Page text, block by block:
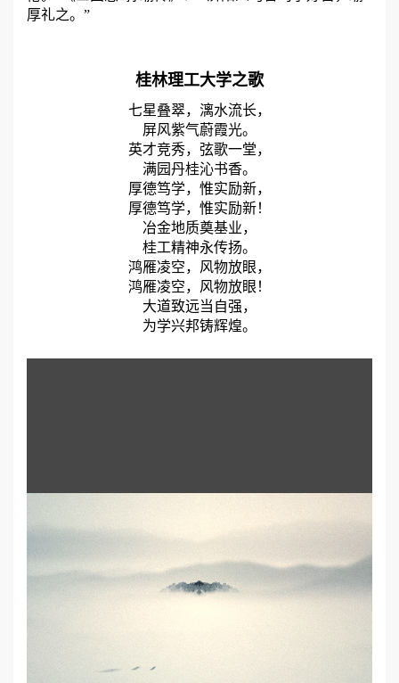
厚礼之。”
桂林理工大学之歌
七星叠翠，漓水流长，
屏风紫气蔚霞光。
英才竞秀，弦歌一堂，
满园丹桂沁书香。
厚德笃学，惟实励新，
厚德笃学，惟实励新！
冶金地质奠基业，
桂工精神永传扬。
鸿雁凌空，风物放眼，
鸿雁凌空，风物放眼！
大道致远当自强，
为学兴邦铸辉煌。